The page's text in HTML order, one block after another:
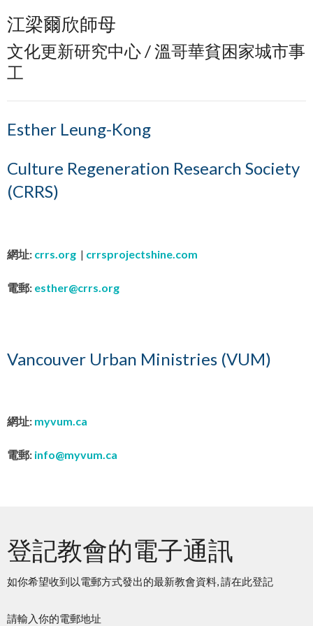
江梁爾欣師母
文化更新研究中心 / 溫哥華貧困家城市事
工
Esther Leung-Kong
Culture Regeneration Research Society
(CRRS)
網址: crrs.org | crrsprojectshine.com
電郵: esther@crrs.org
Vancouver Urban Ministries (VUM)
網址: myvum.ca
電郵: info@myvum.ca
登記教會的電子通訊
如你希望收到以電郵方式發出的最新教會資料, 請在此登記
請輸入你的電郵地址